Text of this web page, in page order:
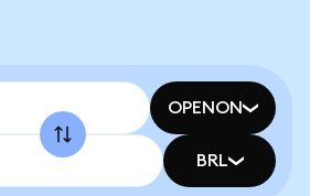
OPENON
BRL